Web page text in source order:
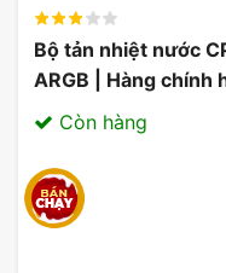
Bộ tản nhiệt nước
ARGB | Hàng chính
Còn hàng